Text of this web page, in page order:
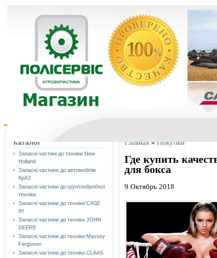
Каталог
Запасні частині до техніки New
Holland
Запасні частини до автомобілів
КрАЗ
Запасні частини до грунтообробної
техніки
Запасні частини до техніки CASE
IH
Запасні частини до техніки JOHN
DEERE
Запасні частини до техніки Massey
Ferguson
Запасні частини до техніки СLAAS
Главная»Покупки
Где купить
для бокса
9 Октябрь 2018